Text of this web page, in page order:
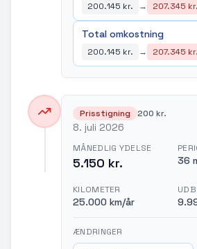
200.145 kr. → 207.345 kr.
Total omkostning
200.145 kr. → 207.345 kr.
Prisstigning 200 kr.
8. juli 2026
MÅNEDLIG YDELSE
5.150 kr. 36
KILOMETER
25.000 km/år
ÆNDRINGER